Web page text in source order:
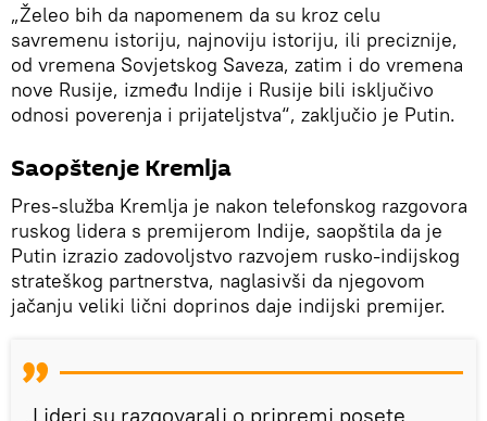
„Želeo bih da napomenem da su kroz celu
savremenu istoriju, najnoviju istoriju, ili preciznije,
od vremena Sovjetskog Saveza, zatim i do vremena
nove Rusije, između Indije i Rusije bili isključivo
odnosi poverenja i prijateljstva“, zaključio je Putin.
Saopštenje Kremlja
Pres-služba Kremlja je nakon telefonskog razgovora
ruskog lidera s premijerom Indije, saopštila da je
Putin izrazio zadovoljstvo razvojem rusko-indijskog
strateškog partnerstva, naglasivši da njegovom
jačanju veliki lični doprinos daje indijski premijer.
„Lideri su razgovarali o pripremi posete